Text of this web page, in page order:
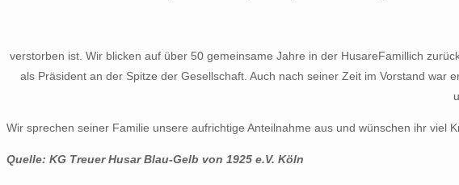
verstorben ist. Wir blicken auf über 50 gemeinsame Jahre in der HusareFamillich
als Präsident an der Spitze der Gesellschaft. Auch nach seiner Zeit im Vorstand
Wir sprechen seiner Familie unsere aufrichtige Anteilnahme aus und wünschen ihr viel
Quelle: KG Treuer Husar Blau-Gelb von 1925 e.V. Köln